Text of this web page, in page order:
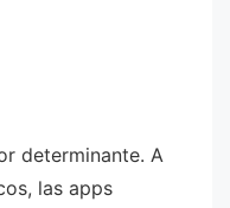
determinante. A
las apps